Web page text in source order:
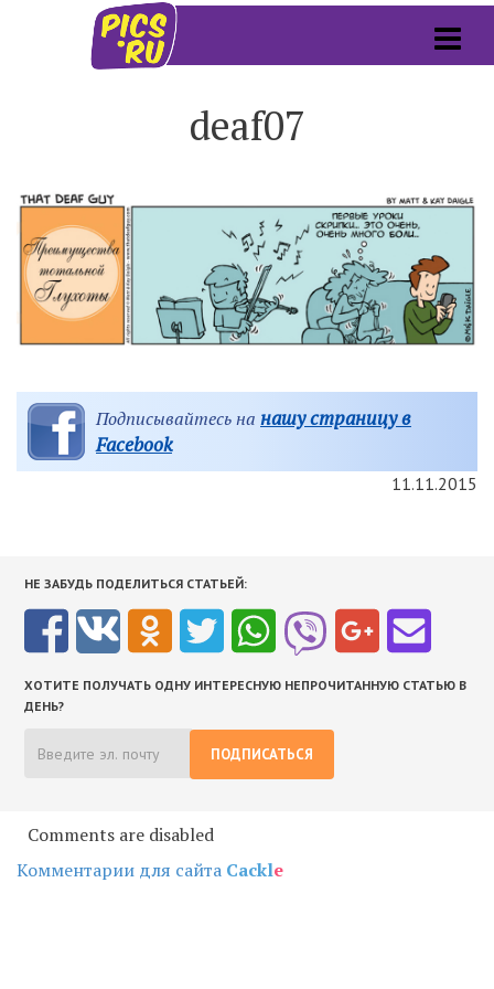
deaf07
Подписывайтесь на нашу страницу в
Facebook
11.11.2015
НЕ ЗАБУДЬ ПОДЕЛИТЬСЯ СТАТЬЕЙ:
ХОТИТЕ ПОЛУЧАТЬ ОДНУ ИНТЕРЕСНУЮ НЕПРОЧИТАННУЮ СТАТЬЮ В
ДЕНЬ?
ПОДПИСАТЬСЯ
Comments are disabled
Комментарии для сайта Cackle